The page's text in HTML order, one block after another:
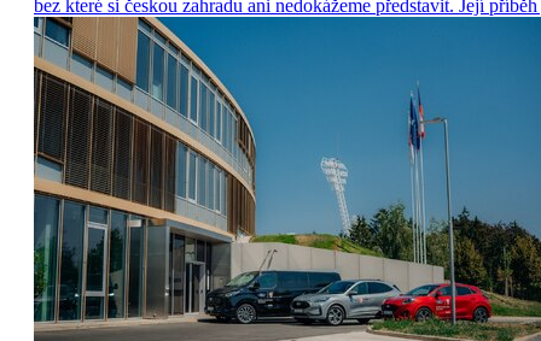
bez které si českou zahradu ani nedokážeme představit. Její příběh